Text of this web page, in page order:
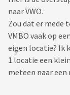
naar VWO.
Zou dat er mede
VMBO vaak op
eigen locatie? Ik
1 locatie een
meteen naar een